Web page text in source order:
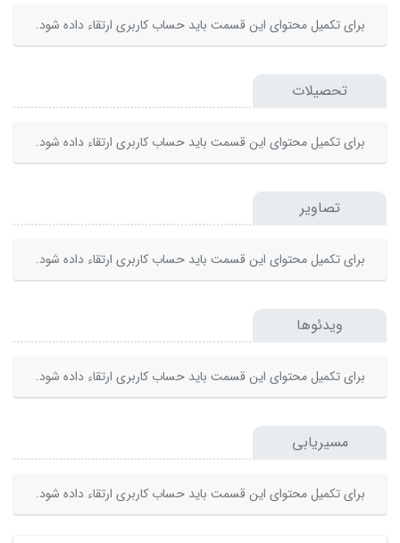
برای تکمیل محتوای این قسمت باید حساب کاربری ارتقاء داده شود.
تحصیلات
برای تکمیل محتوای این قسمت باید حساب کاربری ارتقاء داده شود.
تصاویر
برای تکمیل محتوای این قسمت باید حساب کاربری ارتقاء داده شود.
ویدئوها
برای تکمیل محتوای این قسمت باید حساب کاربری ارتقاء داده شود.
مسیریابی
برای تکمیل محتوای این قسمت باید حساب کاربری ارتقاء داده شود.